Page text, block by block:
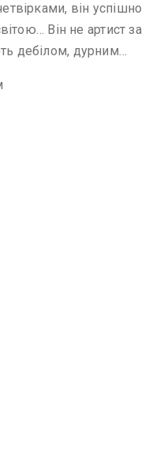
він успішно
Він не артист за
дебілом, дурним…